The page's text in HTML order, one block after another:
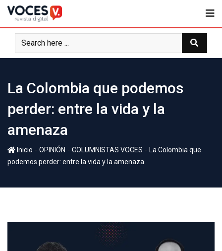
La Colombia que podemos
perder: entre la vida y la
amenaza
Inicio - OPINIÓN - COLUMNISTAS VOCES - La Colombia que
podemos perder: entre la vida y la amenaza